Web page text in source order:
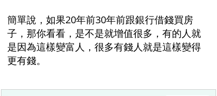
簡單說，如果20年前30年前跟銀行借錢買房
子，那你看看，是不是就增值很多，有的人就
是因為這樣變富人，很多有錢人就是這樣變得
更有錢。